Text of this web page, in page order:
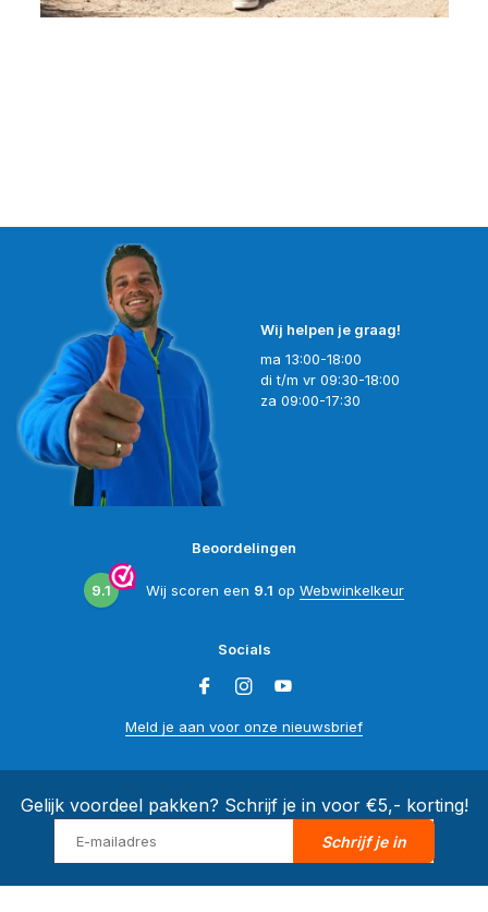
Wij helpen je graag!
ma 13:00-18:00
di t/m vr 09:30-18:00
za 09:00-17:30
Beoordelingen
9.1 Wij scoren een 9.1 op Webwinkelkeur
Socials
Meld je aan voor onze nieuwsbrief
Gelijk voordeel pakken? Schrijf je in voor €5,- korting!
Schrijf je in